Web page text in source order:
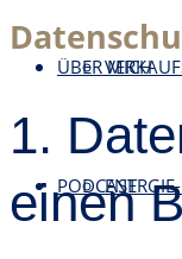
ÜBER MICH
PODCAST
1.
einen